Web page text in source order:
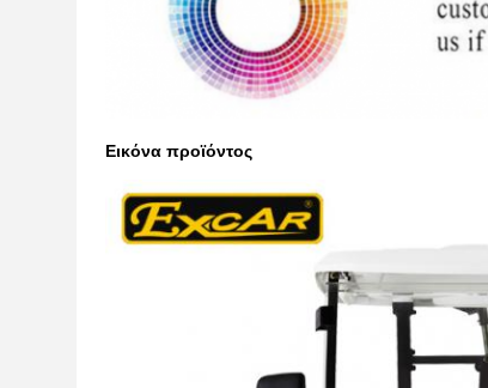
Εικόνα προϊόντος